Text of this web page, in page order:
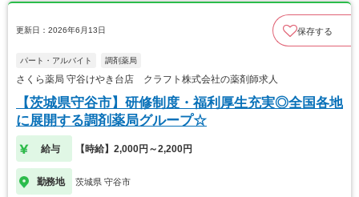
更新日：2026年6月13日 保存する
パート・アルバイト 調剤薬局
さくら薬局 守谷けやき台店 クラフト株式会社の薬剤師求人
【茨城県守谷市】研修制度・福利厚生充実◎全国各地
に展開する調剤薬局グループ☆
給与 【時給】2,000円～2,200円
勤務地 茨城県 守谷市